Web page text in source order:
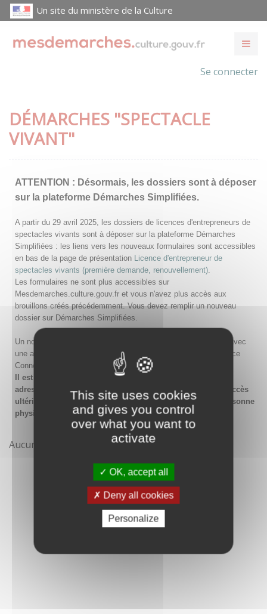
This site uses cookies
and gives you control
over what you want to
activate
OK, accept all
Deny all cookies
Personalize
Un site du ministère de la Culture
Se connecter
DÉMARCHES "SPECTACLE
VIVANT"
ATTENTION : Désormais, les dossiers sont à déposer
sur la plateforme Démarches Simplifiées.
A partir du 29 avril 2025, les dossiers de licences d'entrepreneurs de
spectacles vivants sont à déposer sur la plateforme Démarches
Simplifiées : les liens vers les nouveaux formulaires sont accessibles
en bas de la page de présentation Licence d'entrepreneur de
spectacles vivants (première demande, renouvellement).
Les formulaires ne sont plus accessibles sur
Mesdemarches.culture.gouv.fr et vous n'avez plus accès aux
brouillons créés précédemment. Vous devez remplir un nouveau
dossier sur Démarches Simplifiées.
Un nouveau compte doit être créé sur Démarches Simplifiées avec
une adresse email et un mot de passe, ou en passant par France
Connect.
Il est conseillé lors de la création du compte de saisir une
adresse email générique de l'organisme afin de garantir l'accès
ultérieur au compte même en cas de changement de la personne
physique gestionnaire.
Aucune démarche pour le moment